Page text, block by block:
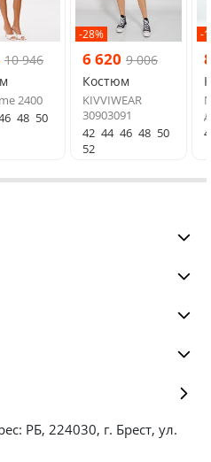
10 946
2400
48 50
-28%
6 620 9 006
Костюм
KIVVIWEAR
30903091
42 44 46 48 50
52
-
РБ, 224030, г. Брест, ул.